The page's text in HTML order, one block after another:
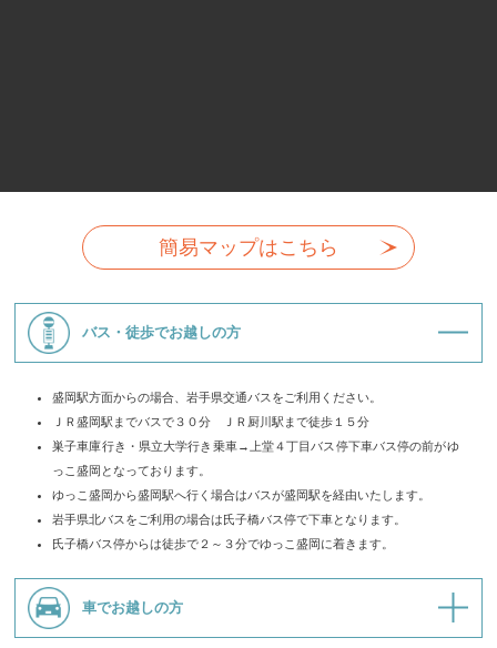
簡易マップはこちら
バス・徒歩でお越しの方
盛岡駅方面からの場合、岩手県交通バスをご利用ください。
ＪＲ盛岡駅までバスで３０分 ＪＲ厨川駅まで徒歩１５分
巣子車庫行き・県立大学行き乗車→上堂４丁目バス停下車バス停の前がゆ
っこ盛岡となっております。
ゆっこ盛岡から盛岡駅へ行く場合はバスが盛岡駅を経由いたします。
岩手県北バスをご利用の場合は氏子橋バス停で下車となります。
氏子橋バス停からは徒歩で２～３分でゆっこ盛岡に着きます。
車でお越しの方